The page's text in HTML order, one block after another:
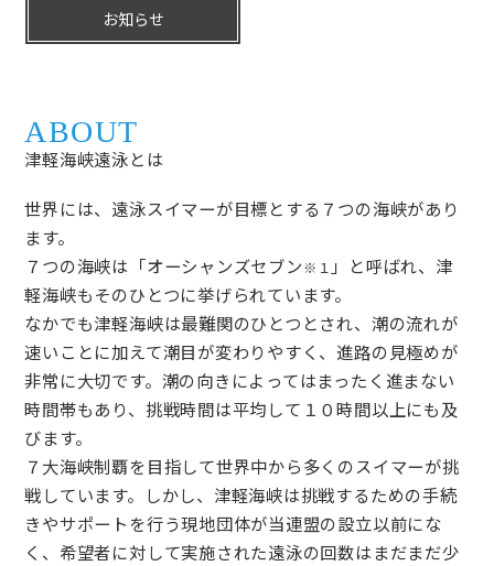
お知らせ
ABOUT
津軽海峡遠泳とは
世界には、遠泳スイマーが目標とする７つの海峡があり
ます。
７つの海峡は「オーシャンズセブン※１ 」と呼ばれ、津
軽海峡もそのひとつに挙げられています。
なかでも津軽海峡は最難関のひとつとされ、潮の流れが
速いことに加えて潮目が変わりやすく、進路の見極めが
非常に大切です。潮の向きによってはまったく進まない
時間帯もあり、挑戦時間は平均して１０時間以上にも及
びます。
７大海峡制覇を目指して世界中から多くのスイマーが挑
戦しています。しかし、津軽海峡は挑戦するための手続
きやサポートを行う現地団体が当連盟の設立以前にな
く、希望者に対して実施された遠泳の回数はまだまだ少